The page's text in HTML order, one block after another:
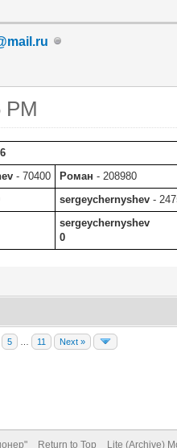
PM
- 70400 Роман - 208980
sergeychernyshev -
sergeychernyshev
0
5 11 Next »
Return to Top Lite (Archive)